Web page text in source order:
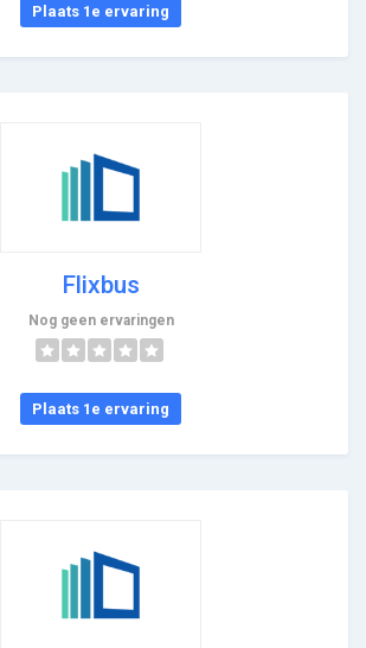
Plaats 1e ervaring
Flixbus
Nog geen ervaringen
Plaats 1e ervaring